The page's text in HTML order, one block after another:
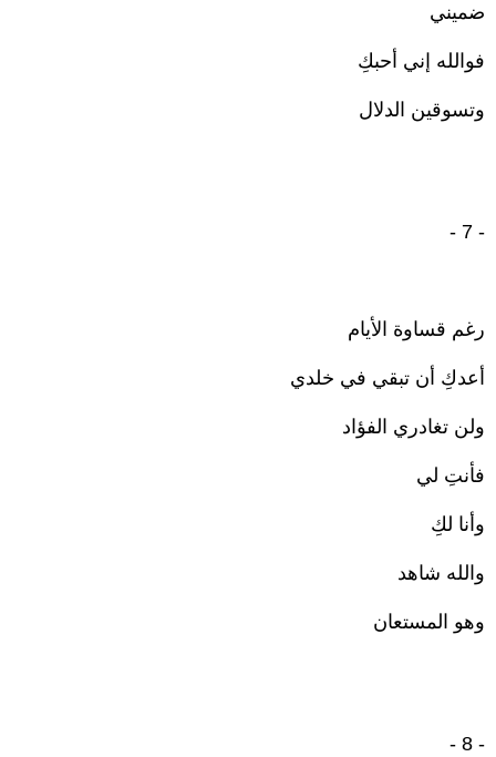
ضميني
فوالله إني أحبكِ
وتسوقين الدلال
- 7 -
رغم قساوة الأيام
أعدكِ أن تبقي في خلدي
ولن تغادري الفؤاد
فأنتِ لي
وأنا لكِ
والله شاهد
وهو المستعان
- 8 -